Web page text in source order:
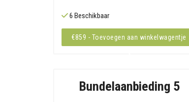
6 Beschikbaar
€859 - Toevoegen aan winkelwagentje
Bundelaanbieding 5